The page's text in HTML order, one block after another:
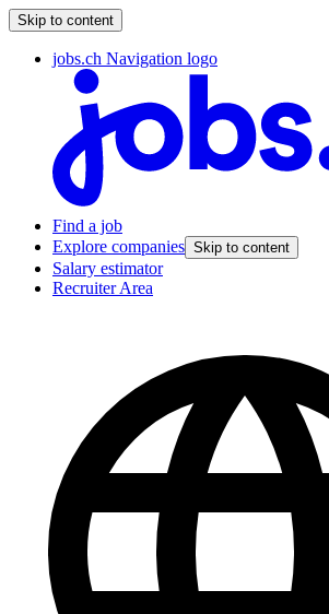
Skip to content
jobs.ch Navigation logo
Find a job
Explore companies Skip to content
Salary estimator
Recruiter Area